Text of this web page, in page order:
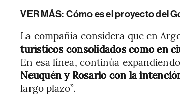
VER MÁS: Cómo es el proyecto del
La compañía considera que en
turísticos consolidados como en
En esa línea, continúa
Neuquén y Rosario con la
largo plazo”.